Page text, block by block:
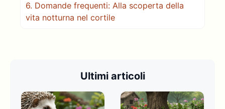
6. Domande frequenti: Alla scoperta della
vita notturna nel cortile
Ultimi articoli